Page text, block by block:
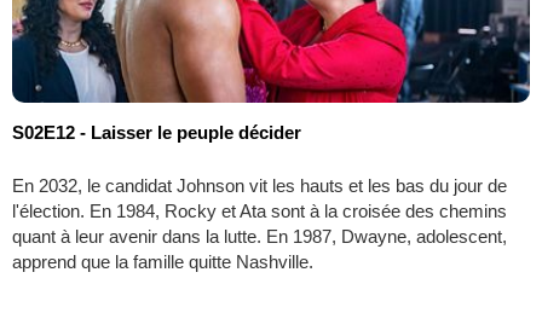
S02E12 - Laisser le peuple décider
En 2032, le candidat Johnson vit les hauts et les bas du jour de
l'élection. En 1984, Rocky et Ata sont à la croisée des chemins
quant à leur avenir dans la lutte. En 1987, Dwayne, adolescent,
apprend que la famille quitte Nashville.